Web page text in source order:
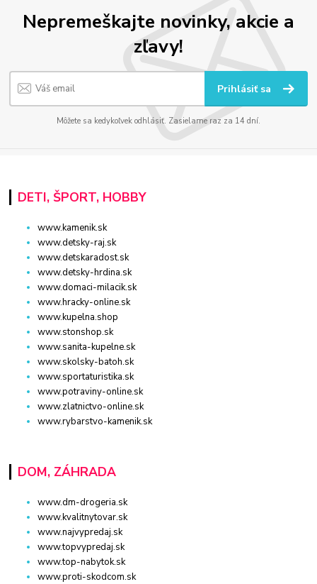
Nepremeškajte novinky, akcie a
zľavy!
Prihlásiť sa
Môžete sa kedykoľvek odhlásiť. Zasielame raz za 14 dní.
DETI, ŠPORT, HOBBY
www.kamenik.sk
www.detsky-raj.sk
www.detskaradost.sk
www.detsky-hrdina.sk
www.domaci-milacik.sk
www.hracky-online.sk
www.kupelna.shop
www.stonshop.sk
www.sanita-kupelne.sk
www.skolsky-batoh.sk
www.sportaturistika.sk
www.potraviny-online.sk
www.zlatnictvo-online.sk
www.rybarstvo-kamenik.sk
DOM, ZÁHRADA
www.dm-drogeria.sk
www.kvalitnytovar.sk
www.najvypredaj.sk
www.topvypredaj.sk
www.top-nabytok.sk
www.proti-skodcom.sk